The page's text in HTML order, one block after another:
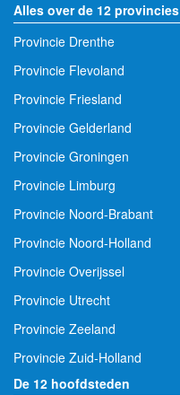
Alles over de 12 provincies
Provincie Drenthe
Provincie Flevoland
Provincie Friesland
Provincie Gelderland
Provincie Groningen
Provincie Limburg
Provincie Noord-Brabant
Provincie Noord-Holland
Provincie Overijssel
Provincie Utrecht
Provincie Zeeland
Provincie Zuid-Holland
De 12 hoofdsteden